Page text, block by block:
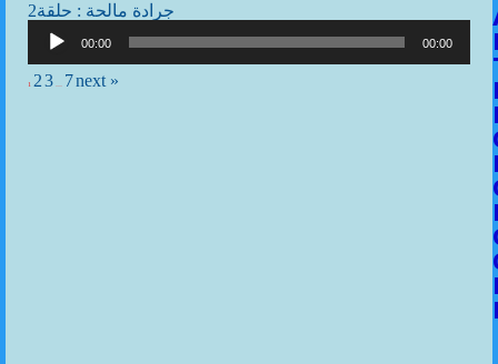
2جرادة مالحة : حلقة
00:00 00:00
1 23 7next »